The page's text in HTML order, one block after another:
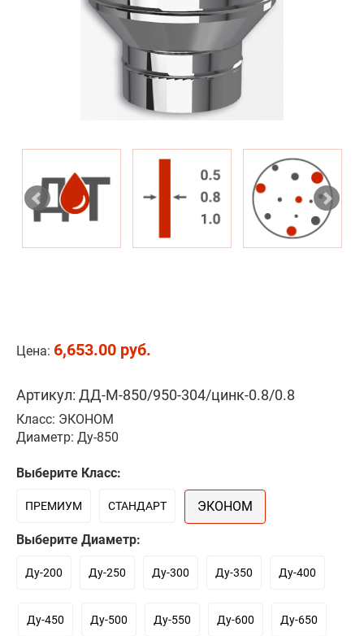
Цена: 6,653.00 руб.
Артикул: ДД-М-850/950-304/цинк-0.8/0.8
Класс: ЭКОНОМ
Диаметр: Ду-850
Выберите Класс:
ПРЕМИУМ СТАНДАРТ ЭКОНОМ
Выберите Диаметр:
Ду-200 Ду-250 Ду-300 Ду-350 Ду-400
Ду-450 Ду-500 Ду-550 Ду-600 Ду-650